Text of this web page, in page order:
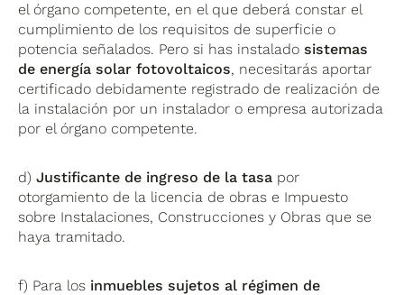
el órgano competente, en el que deberá constar el
cumplimiento de los requisitos de superficie o
potencia señalados. Pero si has instaladosistemas
de energía solar fotovoltaicos, necesitarás aportar
certificado debidamente registrado de realización de
la instalación por un instalador o empresa autorizada
por el órgano competente.
d)Justificante de ingreso de la tasa por
otorgamiento de la licencia de obras e Impuesto
sobre Instalaciones, Construcciones y Obras que se
haya tramitado.
f) Para los inmuebles sujetos al régimen de